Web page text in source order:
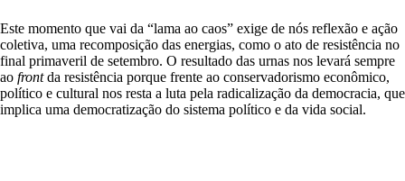
Este momento que vai da “lama ao caos” exige de nós reflexão e ação
coletiva, uma recomposição das energias, como o ato de resistência no
final primaveril de setembro. O resultado das urnas nos levará sempre
ao frontda resistência porque frente ao conservadorismo econômico,
político e cultural nos resta a luta pela radicalização da democracia, que
implica uma democratização do sistema político e da vida social.